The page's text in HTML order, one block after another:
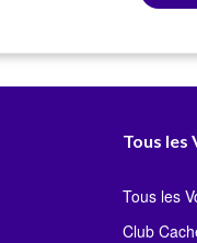
Tous les
Tous les
Club